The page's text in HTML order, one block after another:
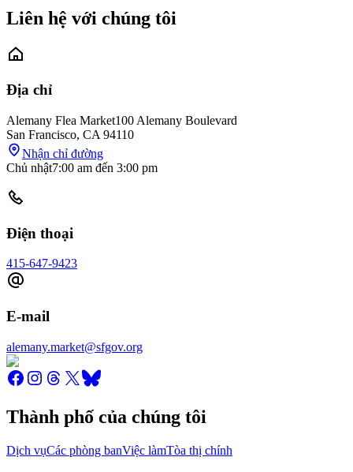
Liên hệ với chúng tôi
Địa chỉ
Alemany Flea Market100 Alemany Boulevard
San Francisco, CA 94110
Nhận chỉ đường
Chủ nhật7:00 am đến 3:00 pm
Điện thoại
415-647-9423
E-mail
alemany.market@sfgov.org
Thành phố của chúng tôi
Dịch vụCác phòng banViệc làmTòa thị chính